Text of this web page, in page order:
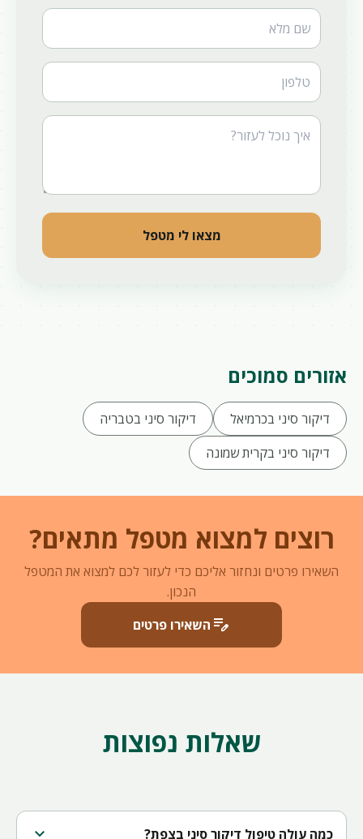
Website
מצאו לי מטפל
אזורים סמוכים
דיקור סיני בכרמיאל
דיקור סיני בטבריה
דיקור סיני בקרית שמונה
רוצים למצוא מטפל מתאים?
השאירו פרטים ונחזור אליכם כדי לעזור לכם למצוא את המטפל
הנכון.
edit_note השאירו פרטים
שאלות נפוצות
כמה עולה טיפול דיקור סיני בצפת? expand_more